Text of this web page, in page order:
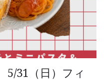
31（日）フィ